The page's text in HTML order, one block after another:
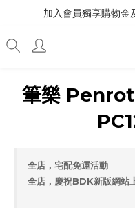
加入會員獨享購物金
筆樂
全店，宅配免運活動
全店，慶祝BDK新版網站